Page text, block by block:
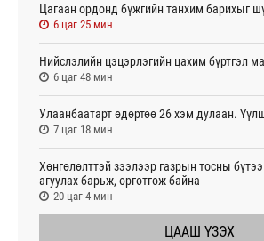
Цагаан ордонд бүжгийн танхим барихыг
6 цаг 25 мин
Нийслэлийн цэцэрлэгийн цахим бүртгэл
6 цаг 48 мин
Улаанбаатарт өдөртөө 26 хэм дулаан.
7 цаг 18 мин
Хөнгөлөлттэй зээлээр газрын тосны
агуулах барьж, өргөтгөж байна
20 цаг 4 мин
ЦААШ ҮЗЭХ